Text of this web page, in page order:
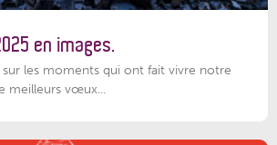
en images.
les moments qui ont fait vivre notre
meilleurs vœux...